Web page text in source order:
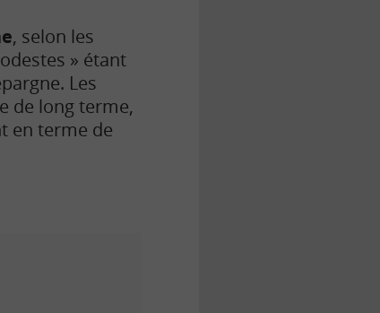
, selon les
» étant
Les
de long terme,
en terme de